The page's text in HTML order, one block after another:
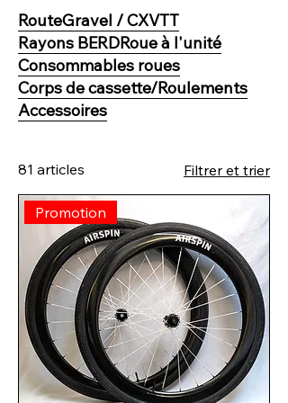
RouteGravel / CXVTT
Rayons BERDRoue à l'unité
Consommables roues
Corps de cassette/Roulements
Accessoires
81 articles Filtrer et trier
Promotion